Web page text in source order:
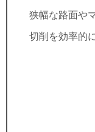
狭幅な路面や
切削を効率的